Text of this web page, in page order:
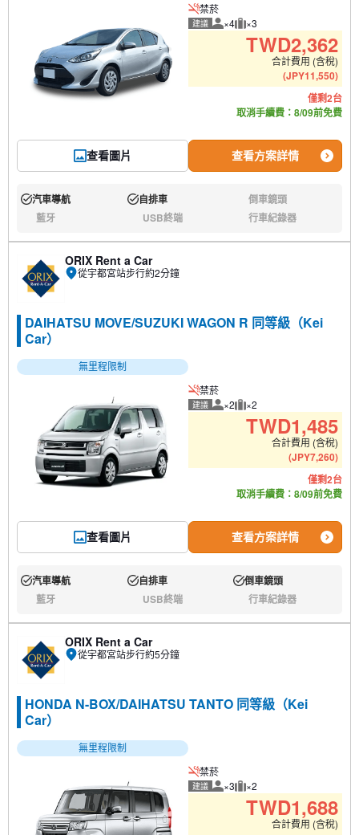
查看圖片
禁菸
建議 建議人數
×4 建議行李數量
×3
TWD2,362
合計費用 (含稅)
(JPY11,550)
僅剩2台
取消手續費：8/09前免費
查看方案詳情
有:汽車導航 有:自排車 倒車鏡頭
藍牙 USB終端 行車紀錄器
ORIX Rent a Car
從宇都宮站步行約2分鐘
DAIHATSU MOVE/SUZUKI WAGON R 同等級（Kei
Car）
無里程限制
查看圖片
禁菸
建議 建議人數
×2 建議行李數量
×2
TWD1,485
合計費用 (含稅)
(JPY7,260)
僅剩2台
取消手續費：8/09前免費
查看方案詳情
有:汽車導航 有:自排車 有:倒車鏡頭
藍牙 USB終端 行車紀錄器
ORIX Rent a Car
從宇都宮站步行約5分鐘
HONDA N-BOX/DAIHATSU TANTO 同等級（Kei
Car）
無里程限制
禁菸
建議 建議人數
×3 建議行李數量
×2
TWD1,688
合計費用 (含稅)